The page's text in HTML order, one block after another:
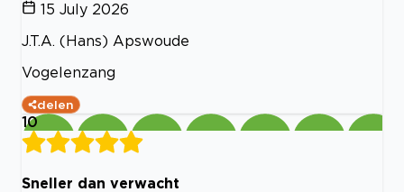
15 July 2026
J.T.A. (Hans) Apswoude
Vogelenzang
delen
10
Sneller dan verwacht